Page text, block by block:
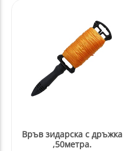
Връв зидарска с дръжка
,50метра.